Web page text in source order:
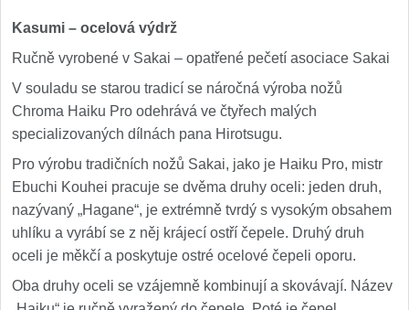
Kasumi – ocelová výdrž
Ručně vyrobené v Sakai – opatřené pečetí asociace Sakai
V souladu se starou tradicí se náročná výroba nožů
Chroma Haiku Pro odehrává ve čtyřech malých
specializovaných dílnách pana Hirotsugu.
Pro výrobu tradičních nožů Sakai, jako je Haiku Pro, mistr
Ebuchi Kouhei pracuje se dvěma druhy oceli: jeden druh,
nazývaný „Hagane“, je extrémně tvrdý s vysokým obsahem
uhlíku a vyrábí se z něj krájecí ostří čepele. Druhý druh
oceli je měkčí a poskytuje ostré ocelové čepeli oporu.
Oba druhy oceli se vzájemně kombinují a skovávají. Název